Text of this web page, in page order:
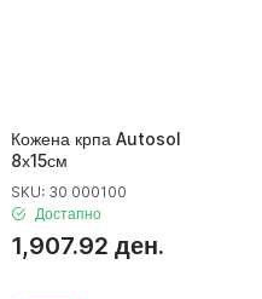
Кожена крпа Autosol
8х15см
SKU: 30 000100
Достапно
1,907.92 ден.